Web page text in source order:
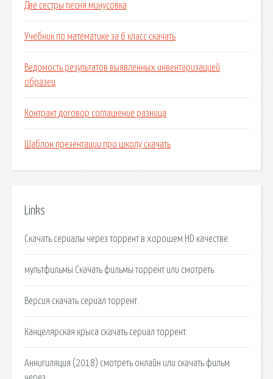
Две сестры песня минусовка
Учебник по математике за 6 класс скачать
Ведомость результатов выявленных инвентаризацией
образец
Контракт договор соглашение разница
Шаблон презентации про школу скачать
Links
Скачать сериалы через торрент в хорошем HD качестве.
мультфильмы Скачать фильмы торрент или смотреть.
Версия скачать сериал торрент.
Канцелярская крыса скачать сериал торрент.
Аннигиляция (2018) смотреть онлайн или скачать фильм